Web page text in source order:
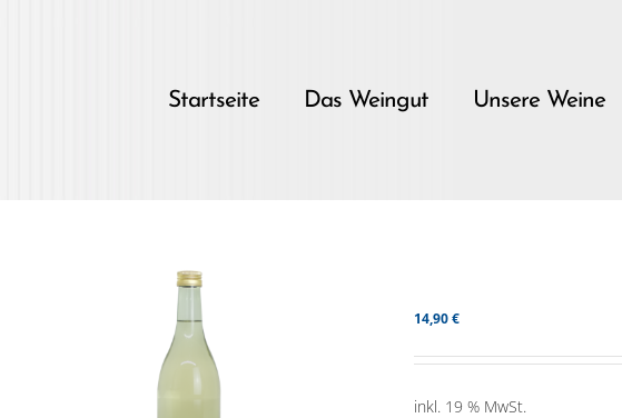
Startseite Das Weingut Unsere Weine
14,90€
inkl. 19 % MwSt.